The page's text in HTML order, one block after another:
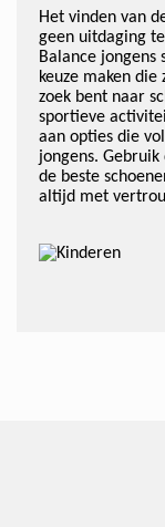
Het vinden van
geen uitdaging
Balance jongens
keuze maken
zoek bent naar
sportieve
aan opties die
jongens.
de beste
altijd met